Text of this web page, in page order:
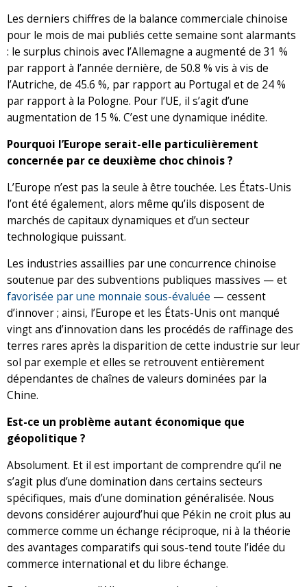
Les derniers chiffres de la balance commerciale chinoise
pour le mois de mai publiés cette semaine sont alarmants
: le surplus chinois avec l’Allemagne a augmenté de 31 %
par rapport à l’année dernière, de 50.8 % vis à vis de
l’Autriche, de 45.6 %, par rapport au Portugal et de 24 %
par rapport à la Pologne. Pour l’UE, il s’agit d’une
augmentation de 15 %. C’est une dynamique inédite.
Pourquoi l’Europe serait-elle particulièrement
concernée par ce deuxième choc chinois ?
L’Europe n’est pas la seule à être touchée. Les États-Unis
l’ont été également, alors même qu’ils disposent de
marchés de capitaux dynamiques et d’un secteur
technologique puissant.
Les industries assaillies par une concurrence chinoise
soutenue par des subventions publiques massives — et
favorisée par une monnaie sous-évaluée — cessent
d’innover ; ainsi, l’Europe et les États-Unis ont manqué
vingt ans d’innovation dans les procédés de raffinage des
terres rares après la disparition de cette industrie sur leur
sol par exemple et elles se retrouvent entièrement
dépendantes de chaînes de valeurs dominées par la
Chine.
Est-ce un problème autant économique que
géopolitique ?
Absolument. Et il est important de comprendre qu’il ne
s’agit plus d’une domination dans certains secteurs
spécifiques, mais d’une domination généralisée. Nous
devons considérer aujourd’hui que Pékin ne croit plus au
commerce comme un échange réciproque, ni à la théorie
des avantages comparatifs qui sous-tend toute l’idée du
commerce international et du libre échange.